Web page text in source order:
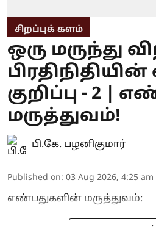
சிறப்புக் களம்
ஒரு மருந்து
குறிப்பு - 2 |
மருத்துவம்!
பி.கே. பழனிகுமார்
Published on: 03 Aug 2026, 4:25 am
எண்பதுகளின் மருத்துவம்: